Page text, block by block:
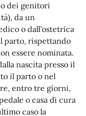
dei genitori
da un
o dall'ostetrica
parto, rispettando
essere nominata.
nascita presso il
il parto o nel
entro tre giorni,
o casa di cura
caso la